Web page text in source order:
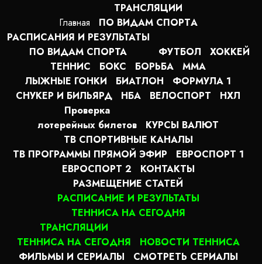
Главная
ТРАНСЛЯЦИИ
ПО ВИДАМ СПОРТA
РАСПИСАНИЯ И РЕЗУЛЬТАТЫ
ПО ВИДАМ СПОРТА
ФУТБОЛ
ХОККЕЙ
ТЕННИС
БОКС БОРЬБА
MMA
ЛЫЖНЫЕ ГОНКИ
БИАТЛОН
ФОРМУЛА 1
СНУКЕР И БИЛЬЯРД
НБА ВЕЛОСПОРТ
НХЛ
Проверка
лотерейных билетов
КУРСЫ ВАЛЮТ
ТВ СПОРТИВНЫЕ КАНАЛЫ
ТВ ПРОГРАММЫ ПРЯМОЙ ЭФИР
ЕВРОСПОРТ 1
ЕВРОСПОРТ 2
КОНТАКТЫ
РАЗМЕЩЕНИЕ СТАТЕЙ
РАСПИСАНИЕ И РЕЗУЛЬТАТЫ
ТЕННИСА НА СЕГОДНЯ
ТРАНСЛЯЦИИ
ТЕННИСА НА СЕГОДНЯ
НОВОСТИ ТЕННИСА
ФИЛЬМЫ И СЕРИАЛЫ
СМОТРЕТЬ СЕРИАЛЫ